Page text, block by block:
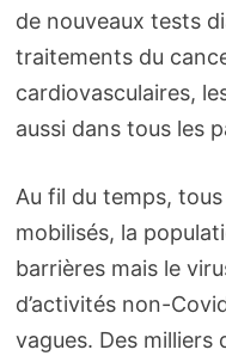
de nouveaux tests
traitements du
cardiovasculaires,
aussi dans tous les
Au fil du temps,
mobilisés, la
barrières mais le
d’activités non-
vagues. Des